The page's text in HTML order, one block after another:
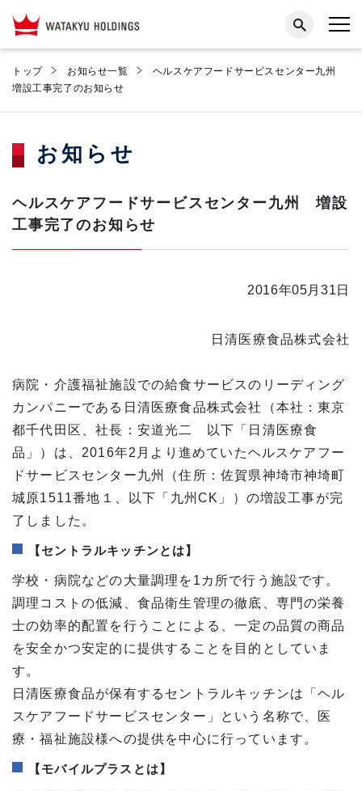
トップ お知らせ一覧
ヘルスケアフードサービスセンター九州
増設工事完了のお知らせ
お知らせ
ヘルスケアフードサービスセンター九州 増設
工事完了のお知らせ
2016年05月31日
日清医療食品株式会社
病院・介護福祉施設での給食サービスのリーディング
カンパニーである日清医療食品株式会社（本社：東京
都千代田区、社長：安道光二 以下「日清医療食
品」）は、2016年2月より進めていたヘルスケアフー
ドサービスセンター九州（住所：佐賀県神埼市神埼町
城原1511番地１、以下「九州CK」）の増設工事が完
了しました。
【セントラルキッチンとは】
学校・病院などの大量調理を1カ所で行う施設です。
調理コストの低減、食品衛生管理の徹底、専門の栄養
士の効率的配置を行うことによる、一定の品質の商品
を安全かつ安定的に提供することを目的としていま
す。
日清医療食品が保有するセントラルキッチンは「ヘル
スケアフードサービスセンター」という名称で、医
療・福祉施設様への提供を中心に行っています。
【モバイルプラスとは】